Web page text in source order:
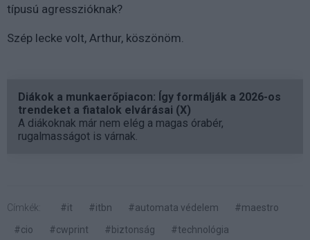
típusú agresszióknak?
Szép lecke volt, Arthur, köszönöm.
Diákok a munkaerőpiacon: Így formálják a 2026-os
trendeket a fiatalok elvárásai (X)
A diákoknak már nem elég a magas órabér,
rugalmasságot is várnak.
Címkék: #it #itbn #automata védelem
#maestro
#cio
#cwprint #biztonság #technológia